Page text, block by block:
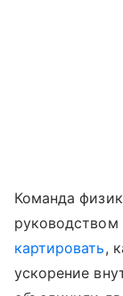
Команда
картировать,
ускорение